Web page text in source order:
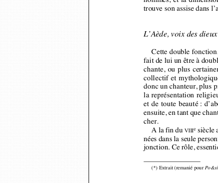
Cette double
fait de lui un être à
chante, ou plus
collectif et
donc un chanteur, plus
la représentation
et de toute beauté :
ensuite, en tant que
cher.
A la  fin du
siècle
nées dans la seule
jonction. Ce rôle,